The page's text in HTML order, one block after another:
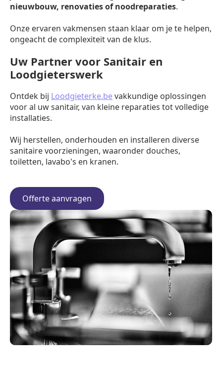
nieuwbouw, renovaties of noodreparaties.
Onze ervaren vakmensen staan klaar om je te helpen,
ongeacht de complexiteit van de klus.
Uw Partner voor Sanitair en
Loodgieterswerk
Ontdek bij Loodgieterke.bevakkundige oplossingen
voor al uw sanitair, van kleine reparaties tot volledige
installaties.
Wij herstellen, onderhouden en installeren diverse
sanitaire voorzieningen, waaronder douches,
toiletten, lavabo's en kranen.
Offerte aanvragen